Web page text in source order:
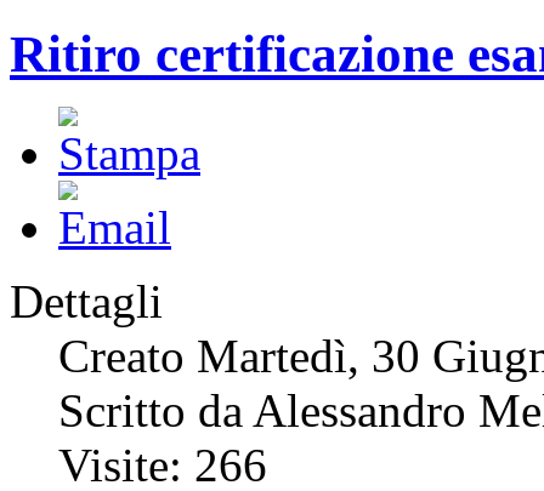
Ritiro certificazione
Dettagli
Creato Martedì, 30
Scritto da Alessandro
Visite: 266